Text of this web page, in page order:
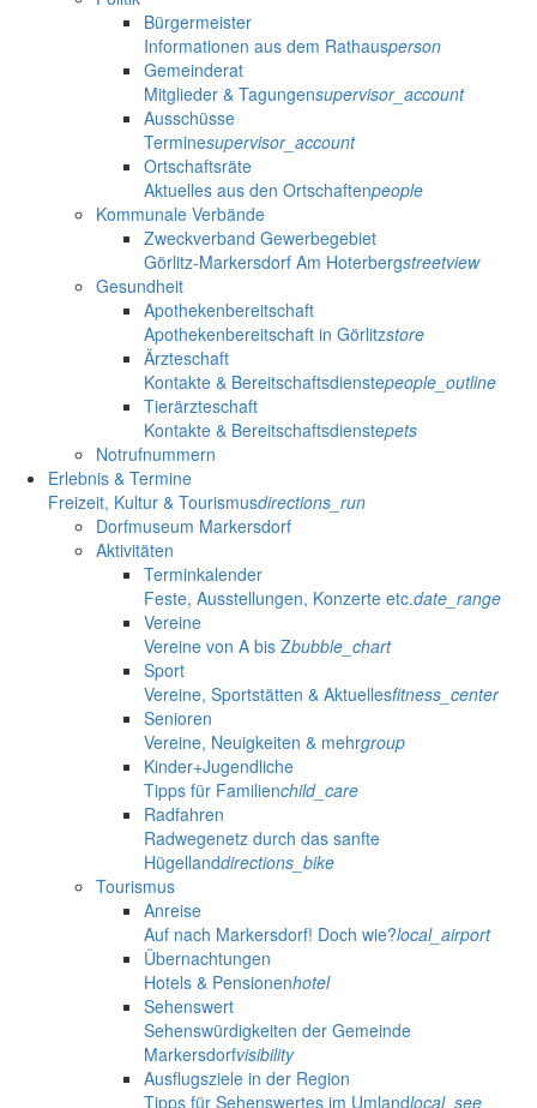
Bürgermeister
Informationen aus dem Rathausperson
Gemeinderat
Mitglieder & Tagungensupervisor_account
Ausschüsse
Terminesupervisor_account
Ortschaftsräte
Aktuelles aus den Ortschaftenpeople
Kommunale Verbände
Zweckverband Gewerbegebiet
Görlitz-Markersdorf Am Hoterbergstreetview
Gesundheit
Apothekenbereitschaft
Apothekenbereitschaft in Görlitzstore
Ärzteschaft
Kontakte & Bereitschaftsdienstepeople_outline
Tierärzteschaft
Kontakte & Bereitschaftsdienstepets
Notrufnummern
Erlebnis & Termine
Freizeit, Kultur & Tourismusdirections_run
Dorfmuseum Markersdorf
Aktivitäten
Terminkalender
Feste, Ausstellungen, Konzerte etc.date_range
Vereine
Vereine von A bis Zbubble_chart
Sport
Vereine, Sportstätten & Aktuellesfitness_center
Senioren
Vereine, Neuigkeiten & mehrgroup
Kinder+Jugendliche
Tipps für Familienchild_care
Radfahren
Radwegenetz durch das sanfte
Hügellanddirections_bike
Tourismus
Anreise
Auf nach Markersdorf! Doch wie?local_airport
Übernachtungen
Hotels & Pensionenhotel
Sehenswert
Sehenswürdigkeiten der Gemeinde
Markersdorfvisibility
Ausflugsziele in der Region
Tipps für Sehenswertes im Umlandlocal_see